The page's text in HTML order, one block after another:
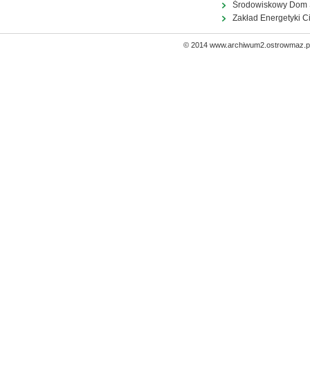
Środowiskowy Dom
Zakład Energetyki
© 2014